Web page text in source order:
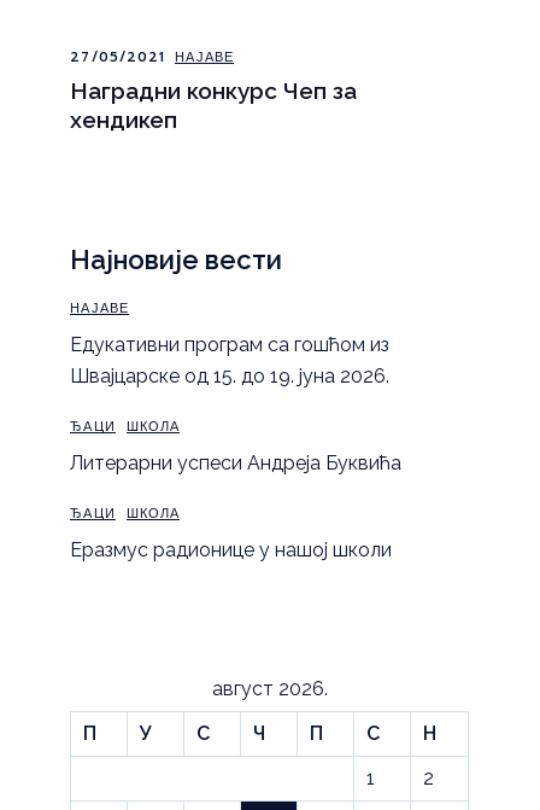
27/05/2021 НАЈАВЕ
Наградни конкурс Чеп за
хендикеп
Најновије вести
НАЈАВЕ
Eдукативни програм са гошћом из
Швајцарске од 15. до 19. јуна 2026.
ЂАЦИ ШКОЛА
Литерарни успеси Андреја Буквића
ЂАЦИ ШКОЛА
Еразмус радионице у нашој школи
август 2026.
П
У С Ч П С
Н
1
2